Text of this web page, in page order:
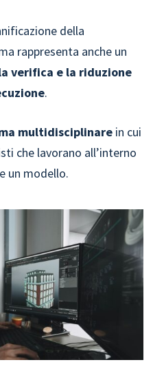
della
rappresenta anche un
verifica e la riduzione
.
multidisciplinare in cui
che lavorano all’interno
un modello.